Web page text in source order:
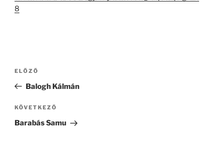
8
Bejegyzés
Korábbi
bejegyzés
ELŐZŐ
Balogh Kálmán
Következő
bejegyzés
KÖVETKEZŐ
Barabás Samu